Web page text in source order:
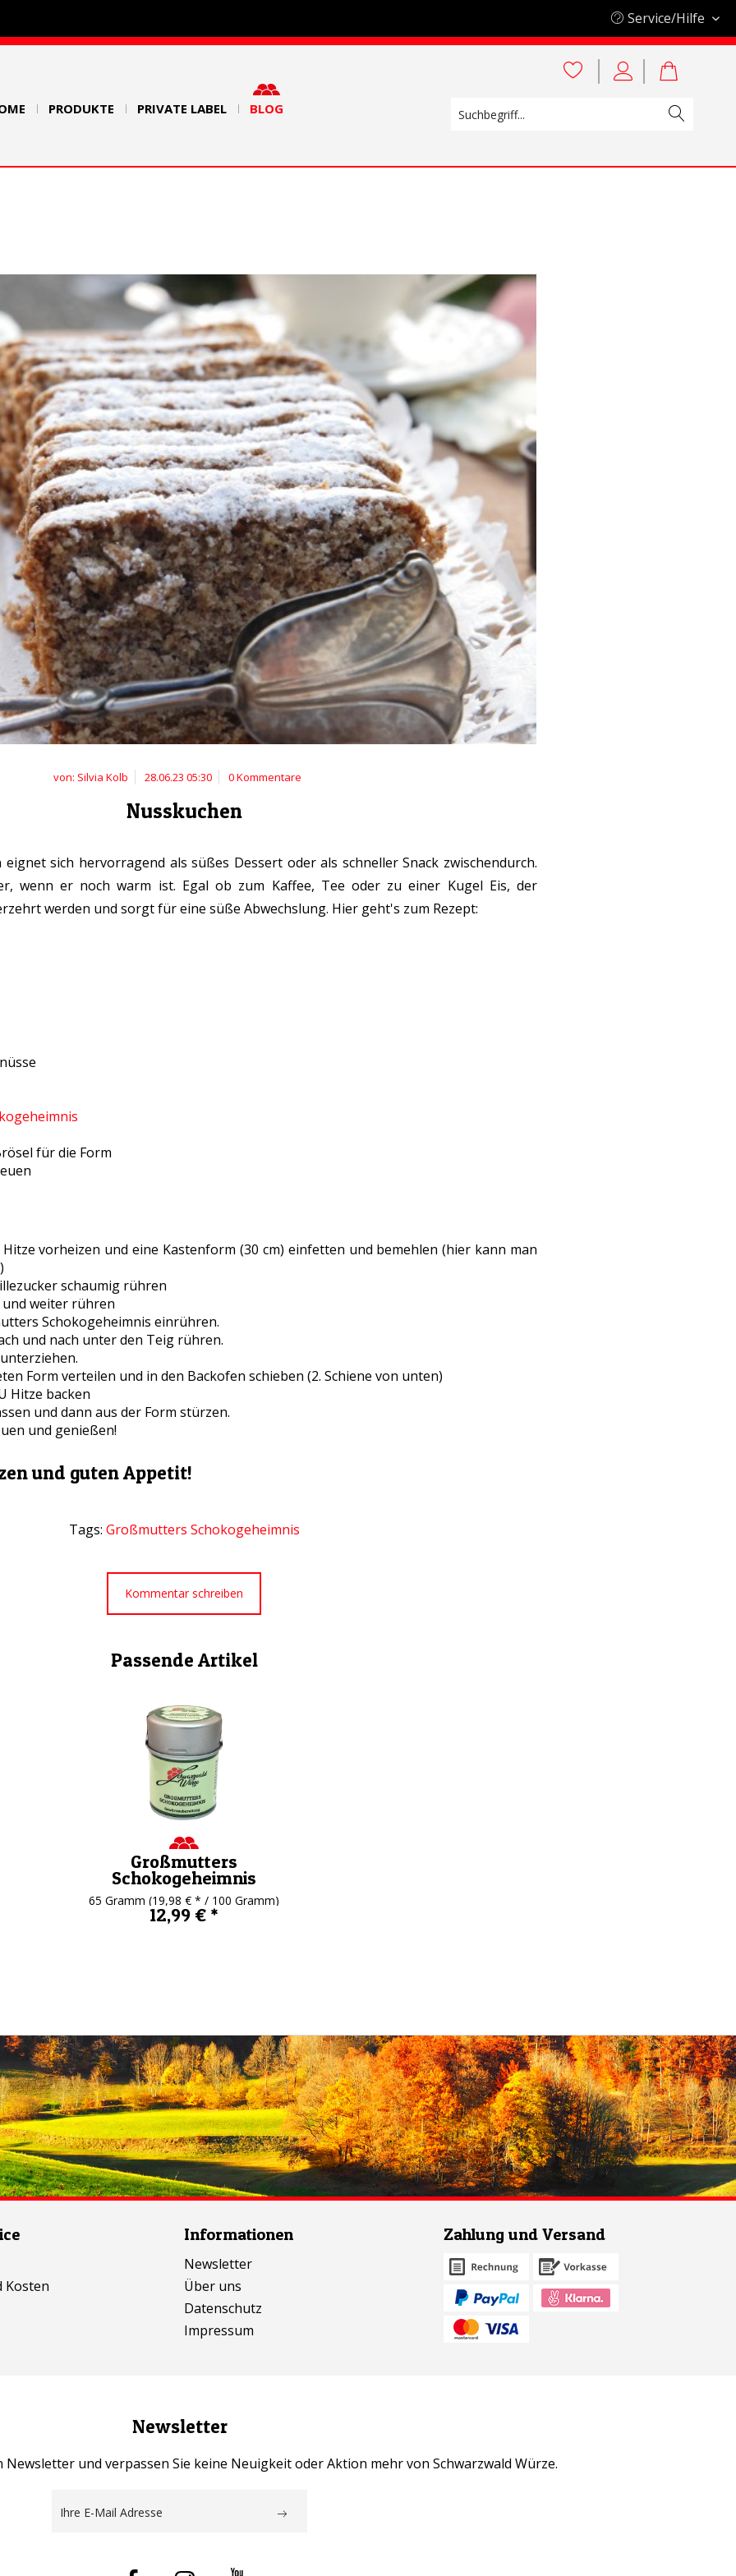
Service/Hilfe
PRODUKTE PRIVATE LABEL BLOG
von: Silvia Kolb 28.06.23 05:30 0 Kommentare
Nusskuchen
sich hervorragend als süßes Dessert oder als schneller Snack zwischendurch.
wenn er noch warm ist. Egal ob zum Kaffee, Tee oder zu einer Kugel Eis, der
werden und sorgt für eine süße Abwechslung. Hier geht's zum Rezept:
für die Form
vorheizen und eine Kastenform (30 cm) einfetten und bemehlen (hier kann man
schaumig rühren
und weiter rühren
Schokogeheimnis einrühren.
und nach unter den Teig rühren.
Form verteilen und in den Backofen schieben (2. Schiene von unten)
Hitze backen
und dann aus der Form stürzen.
und genießen!
und guten Appetit!
Tags: Großmutters Schokogeheimnis
Kommentar schreiben
Passende Artikel
Großmutters
Schokogeheimnis
65 Gramm (19,98 € * / 100 Gramm)
12,99 € *
Kosten
Informationen
Newsletter
Über uns
Datenschutz
Impressum
Zahlung und Versand
Newsletter
und verpassen Sie keine Neuigkeit oder Aktion mehr von Schwarzwald Würze.